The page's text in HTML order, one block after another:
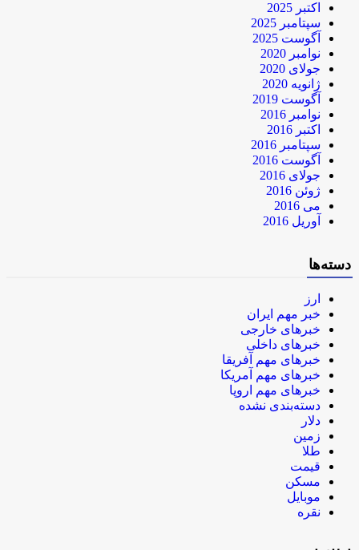
اکتبر 2025
سپتامبر 2025
آگوست 2025
نوامبر 2020
جولای 2020
ژانویه 2020
آگوست 2019
نوامبر 2016
اکتبر 2016
سپتامبر 2016
آگوست 2016
جولای 2016
ژوئن 2016
می 2016
آوریل 2016
دسته‌ها
ارز
خبر مهم ایران
خبرهای خارجی
خبرهای داخلی
خبرهای مهم آفریقا
خبرهای مهم آمریکا
خبرهای مهم اروپا
دسته‌بندی نشده
دلار
زمین
طلا
قیمت
مسکن
موبایل
نقره